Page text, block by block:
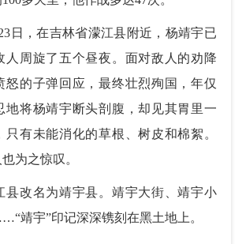
，在吉林省濛江县附近，杨靖宇已
人周旋了五个昼夜。面对敌人的劝降
怒的子弹回应，最终壮烈殉国，年仅
地将杨靖宇断头剖腹，却见其胃里一
只有未能消化的草根、树皮和棉絮。
为之惊叹。
改名为靖宇县。靖宇大街、靖宇小
靖宇”印记深深镌刻在黑土地上。